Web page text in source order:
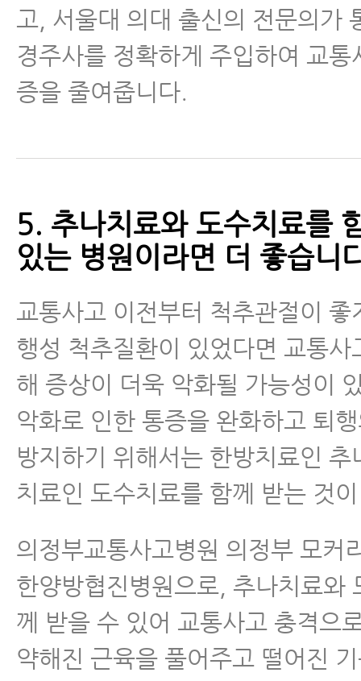
고, 서울대 의대 출신의 전문의가
경주사를 정확하게 주입하여 교통
증을 줄여줍니다.
5. 추나치료와 도수치료를
있는 병원이라면 더 좋습니
교통사고 이전부터 척추관절이 좋
행성 척추질환이 있었다면 교통사
해 증상이 더욱 악화될 가능성이
악화로 인한 통증을 완화하고 퇴
방지하기 위해서는 한방치료인 추
치료인 도수치료를 함께 받는 것
의정부교통사고병원 의정부 모커
한양방협진병원으로, 추나치료와
께 받을 수 있어 교통사고 충격으
약해진 근육을 풀어주고 떨어진